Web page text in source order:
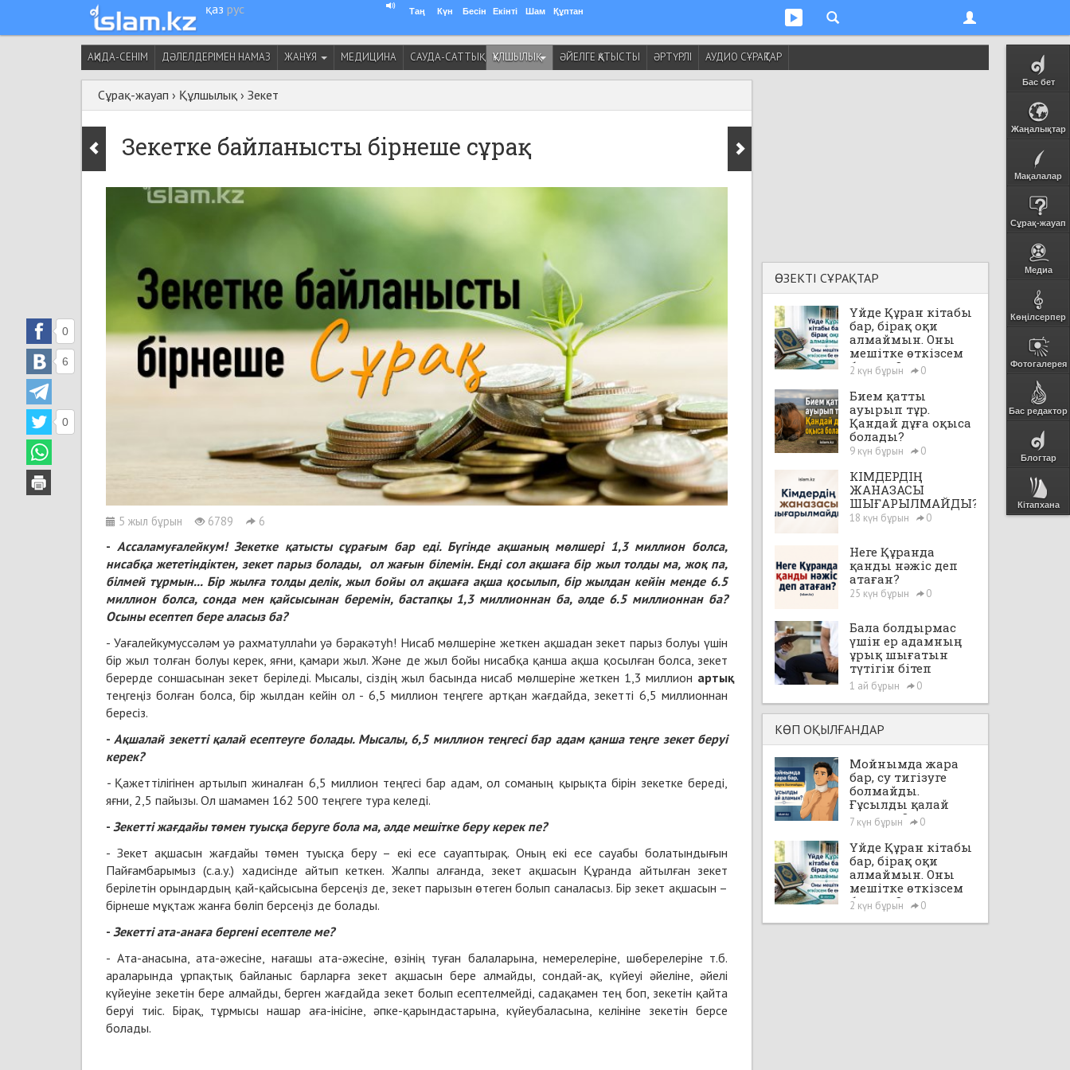
қаз рус Таң Күн Бесін Екінті Шам Құптан
Бас бет
Жаңалықтар
Мақалалар
Сұрақ-жауап
Медиа
Көңілсерпер
Фотогалерея
Бас редактор
Блогтар
Кітапхана
АҚИДА-СЕНІМ ДӘЛЕЛДЕРІМЕН НАМАЗ ЖАНҰЯ МЕДИЦИНА САУДА-САТТЫҚ ҚҰЛШЫЛЫҚ ӘЙЕЛГЕ ҚАТЫСТЫ ӘРТҮРЛІ АУДИО СҰРАҚТАР
Сұрақ-жауап › Құлшылық › Зекет
Зекетке байланысты бірнеше сұрақ
5 жыл бұрын 6789 6
0
6
0
- Ассаламуғалейкум! Зекетке қатысты сұрағым бар еді. Бүгінде ақшаның мөлшері 1,3 миллион болса,
нисабқа жететіндіктен, зекет парыз болады, ол жағын білемін. Енді сол ақшаға бір жыл толды ма, жоқ па,
білмей тұрмын... Бір жылға толды делік, жыл бойы ол ақшаға ақша қосылып, бір жылдан кейін менде 6.5
миллион болса, сонда мен қайсысынан беремін, бастапқы 1,3 миллионнан ба, әлде 6.5 миллионнан ба?
Осыны есептеп бере аласыз ба?
- Уағалейкумуссәләм уә рахматуллаһи уә бәракәтуһ! Нисаб мөлшеріне жеткен ақшадан зекет парыз болуы үшін
бір жыл толған болуы керек, яғни, қамари жыл. Және де жыл бойы нисабқа қанша ақша қосылған болса, зекет
берерде соншасынан зекет беріледі. Мысалы, сіздің жыл басында нисаб мөлшеріне жеткен 1,3 миллион артық
теңгеңіз болған болса, бір жылдан кейін ол - 6,5 миллион теңгеге артқан жағдайда, зекетті 6,5 миллионнан
бересіз.
-Ақшалай зекетті қалай есептеуге болады. Мысалы, 6,5 миллион теңгесі бар адам қанша теңге зекет беруі
керек?
- Қажеттілігінен артылып жиналған 6,5 миллион теңгесі бар адам, ол соманың қырықта бірін зекетке береді,
яғни, 2,5 пайызы. Ол шамамен 162 500 теңгеге тура келеді.
- Зекетті жағдайы төмен туысқа беруге бола ма, әлде мешітке беру керек пе?
- Зекет ақшасын жағдайы төмен туысқа беру – екі есе сауаптырақ. Оның екі есе сауабы болатындығын
Пайғамбарымыз (с.а.у.) хадисінде айтып кеткен. Жалпы алғанда, зекет ақшасын Құранда айтылған зекет
берілетін орындардың қай-қайсысына берсеңіз де, зекет парызын өтеген болып саналасыз. Бір зекет ақшасын –
бірнеше мұқтаж жанға бөліп берсеңіз де болады.
- Зекетті ата-анаға бергені есептеле ме?
- Ата-анасына, ата-әжесіне, нағашы ата-әжесіне, өзінің туған балаларына, немерелеріне, шөберелеріне т.б.
араларында ұрпақтық байланыс барларға зекет ақшасын бере алмайды, сондай-ақ, күйеуі әйеліне, әйелі
күйеуіне зекетін бере алмайды, берген жағдайда зекет болып есептелмейді, садақамен тең боп, зекетін қайта
беруі тиіс. Бірақ, тұрмысы нашар аға-інісіне, әпке-қарындастарына, күйеубаласына, келініне зекетін берсе
болады.
ӨЗЕКТІ СҰРАҚТАР
Үйде Құран кітабы
бар, бірақ оқи
алмаймын. Оны
мешітке өткізсем
бе екен?
2 күн бұрын 0
Бием қатты
ауырып тұр.
Қандай дұға оқыса
болады?
9 күн бұрын 0
КІМДЕРДІҢ
ЖАНАЗАСЫ
ШЫҒАРЫЛМАЙДЫ?
18 күн бұрын 0
Неге Құранда
қанды нәжіс деп
атаған?
25 күн бұрын 0
Бала болдырмас
үшін ер адамның
ұрық шығатын
түтігін бітеп
тастауға, яғни,
"вазэктомия"
жасатуға бола ма?
1 ай бұрын 0
КӨП ОҚЫЛҒАНДАР
Мойнымда жара
бар, су тигізуге
болмайды.
Ғұсылды қалай
аламын?
7 күн бұрын 0
Үйде Құран кітабы
бар, бірақ оқи
алмаймын. Оны
мешітке өткізсем
бе екен?
2 күн бұрын 0